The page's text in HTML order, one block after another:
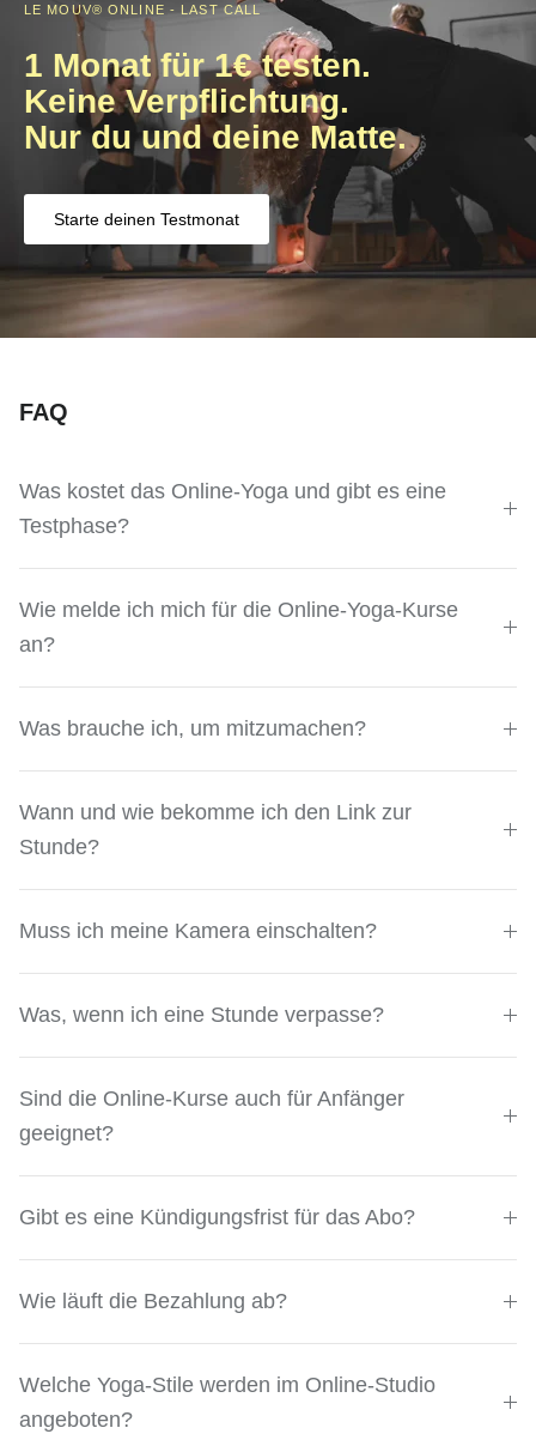
LE MOUV® ONLINE - LAST CALL
1 Monat für 1€ testen.
Keine Verpflichtung.
Nur du und deine Matte.
Starte deinen Testmonat
FAQ
Was kostet das Online-Yoga und gibt es eine
Testphase?
Wie melde ich mich für die Online-Yoga-Kurse
an?
Was brauche ich, um mitzumachen?
Wann und wie bekomme ich den Link zur
Stunde?
Muss ich meine Kamera einschalten?
Was, wenn ich eine Stunde verpasse?
Sind die Online-Kurse auch für Anfänger
geeignet?
Gibt es eine Kündigungsfrist für das Abo?
Wie läuft die Bezahlung ab?
Welche Yoga-Stile werden im Online-Studio
angeboten?